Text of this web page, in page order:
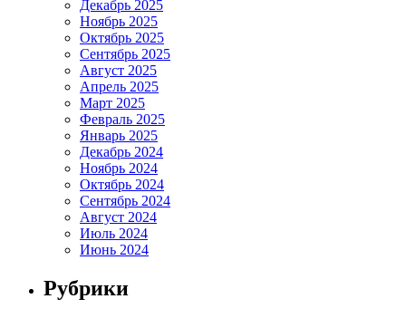
Декабрь 2025
Ноябрь 2025
Октябрь 2025
Сентябрь 2025
Август 2025
Апрель 2025
Март 2025
Февраль 2025
Январь 2025
Декабрь 2024
Ноябрь 2024
Октябрь 2024
Сентябрь 2024
Август 2024
Июль 2024
Июнь 2024
Рубрики